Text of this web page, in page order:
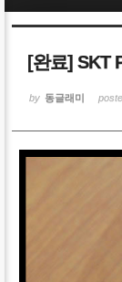
[완료] SKT
by 동글래미